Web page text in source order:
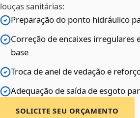
louças sanitárias:
Preparação do ponto hidráulico
Correção de encaixes irregulares
base
Troca de anel de vedação e
Adequação de saída de esgoto
SOLICITE SEU ORÇAMENTO